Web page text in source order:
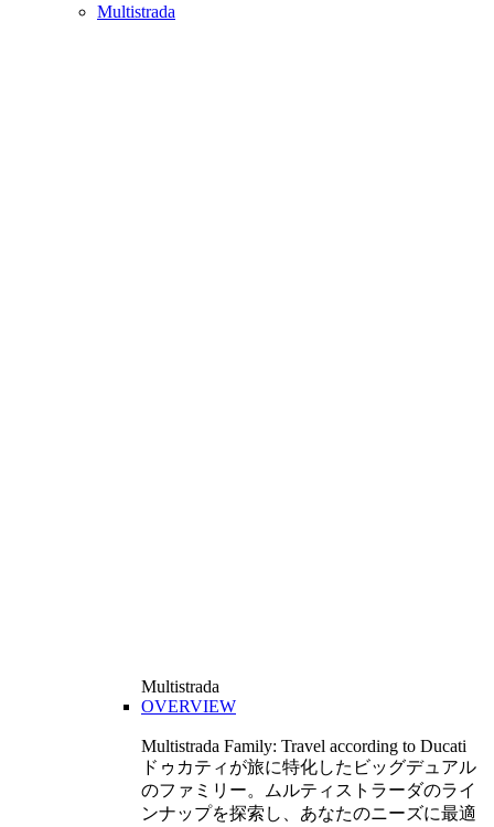
Multistrada
Multistrada
OVERVIEW
Multistrada Family: Travel according to Ducati
ドゥカティが旅に特化したビッグデュアル
のファミリー。ムルティストラーダのライ
ンナップを探索し、あなたのニーズに最適